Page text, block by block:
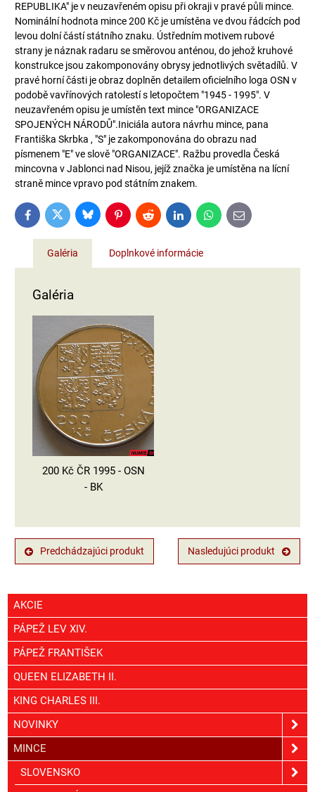
REPUBLIKA" je v neuzavřeném opisu při okraji v pravé půli mince.
Nominální hodnota mince 200 Kč je umístěna ve dvou řádcích pod
levou dolní částí státního znaku. Ústředním motivem rubové
strany je náznak radaru se směrovou anténou, do jehož kruhové
konstrukce jsou zakomponovány obrysy jednotlivých světadílů. V
pravé horní části je obraz doplněn detailem oficielního loga OSN v
podobě vavřínových ratolestí s letopočtem "1945 - 1995". V
neuzavřeném opisu je umístěn text mince "ORGANIZACE
SPOJENÝCH NÁRODŮ".Iniciála autora návrhu mince, pana
Františka Skrbka , "S" je zakomponována do obrazu nad
písmenem "E" ve slově "ORGANIZACE". Ražbu provedla Česká
mincovna v Jablonci nad Nisou, jejíž značka je umístěna na lícní
straně mince vpravo pod státním znakem.
FacebookTwitter BlueskyPinterestReddit LinkedInWhatsApp
E-
mail
Galéria Doplnkové informácie
Galéria
200 Kč ČR 1995 - OSN
- BK
Predchádzajúci produkt Nasledujúci produkt
AKCIE
PÁPEŽ LEV XIV.
PÁPEŽ FRANTIŠEK
QUEEN ELIZABETH II.
KING CHARLES III.
NOVINKY
MINCE
SLOVENSKO